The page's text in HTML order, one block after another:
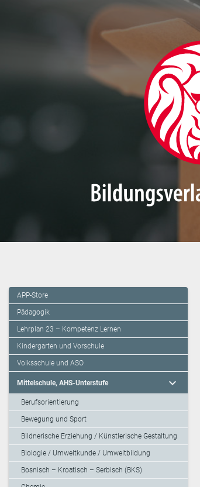
APP-Store
Pädagogik
Lehrplan 23 – Kompetenz Lernen
Kindergarten und Vorschule
Volksschule und ASO
Mittelschule, AHS-Unterstufe expand_more
Berufsorientierung
Bewegung und Sport
Bildnerische Erziehung / Künstlerische Gestaltung
Biologie / Umweltkunde / Umweltbildung
Bosnisch – Kroatisch – Serbisch (BKS)